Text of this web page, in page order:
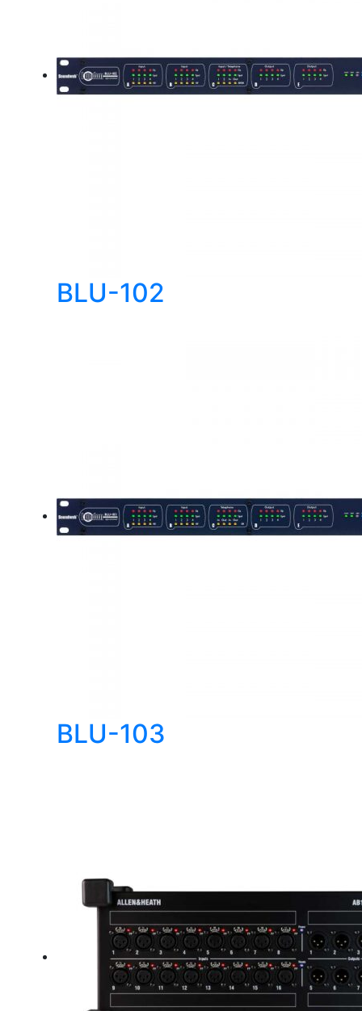
BLU-102
BLU-103